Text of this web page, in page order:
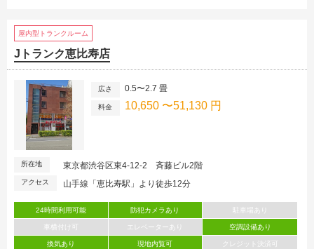
屋内型トランクルーム
Jトランク恵比寿店
広さ 0.5〜2.7 畳
料金 10,650 〜51,130 円
所在地 東京都渋谷区東4-12-2 斉藤ビル2階
アクセス 山手線「恵比寿駅」より徒歩12分
24時間利用可能 防犯カメラあり 駐車場あり
車横付け可 エレベーターあり 空調設備あり
換気あり 現地内覧可 クレジット決済可